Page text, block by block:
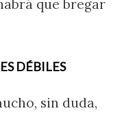
que bregar
DÉBILES
sin duda,